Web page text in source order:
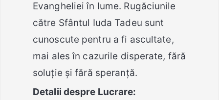
Evangheliei în lume. Rugăciunile
către Sfântul Iuda Tadeu sunt
cunoscute pentru a fi ascultate,
mai ales în cazurile disperate, fără
soluție și fără speranță.
Detalii despre Lucrare: